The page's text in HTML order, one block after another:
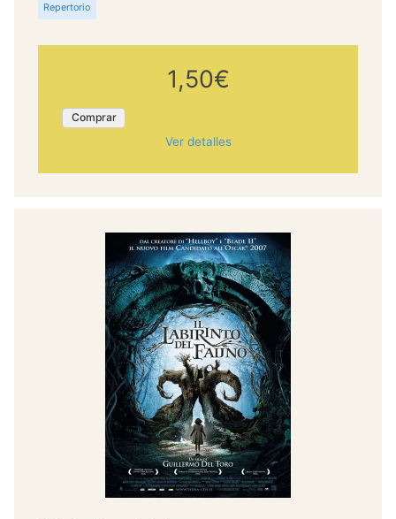
Repertorio
1,50€
Comprar
Ver detalles